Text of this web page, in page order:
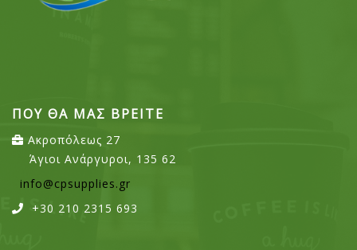
ΠΟΥ ΘΑ ΜΑΣ ΒΡΕΙΤΕ
Ακροπόλεως 27
Άγιοι Ανάργυροι, 135 62
info@cpsupplies.gr
+30 210 2315 693